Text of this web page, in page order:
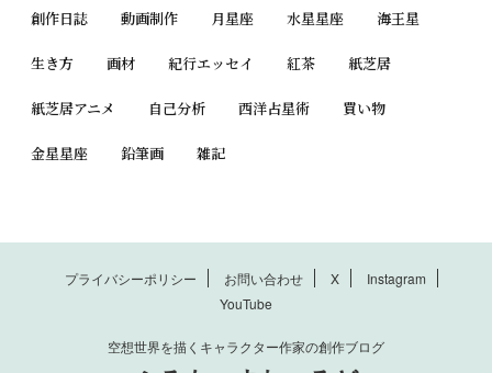
創作日誌 動画制作 月星座 水星星座 海王星
生き方 画材 紀行エッセイ 紅茶 紙芝居
紙芝居アニメ 自己分析 西洋占星術 買い物
金星星座 鉛筆画 雑記
プライバシーポリシー お問い合わせ X
Instagram
YouTube
空想世界を描くキャラクター作家の創作ブログ